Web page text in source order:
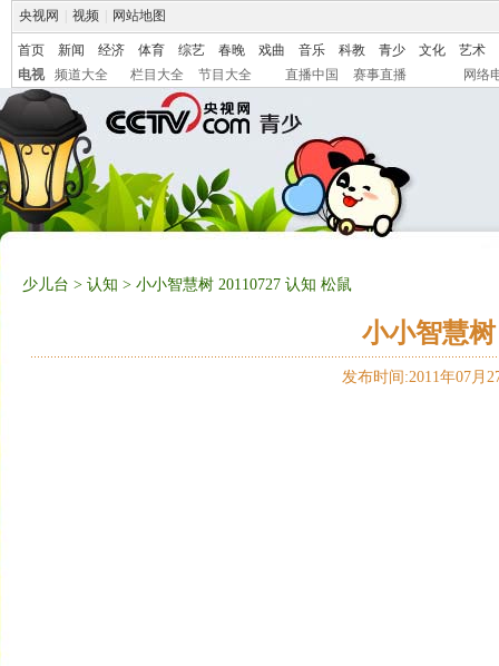
央视网 视频 网站地图
首页 新闻 经济 体育 综艺 春晚 戏曲 音乐 科教 青少 文化
艺术
电视
频道大全 栏目大全 节目大全 直播中国 赛事直播 网络
少儿台 > 认知 > 小小智慧树 20110727 认知 松鼠
小小智慧树
发布时间:2011年07月